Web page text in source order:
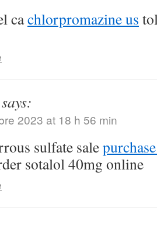
cachlorpromazine us
says:
2023 at 18 h 56 min
sulfate sale
sotalol 40mg online